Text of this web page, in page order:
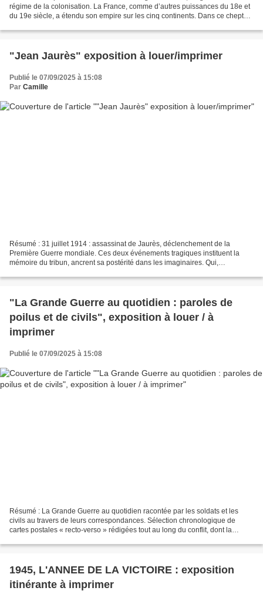
régime de la colonisation. La France, comme d’autres puissances du 18e et
du 19e siècle, a étendu son empire sur les cinq continents. Dans ce cheptel
"Jean Jaurès" exposition à louer/imprimer
Publié le 07/09/2025 à 15:08
Par Camille
Résumé : 31 juillet 1914 : assassinat de Jaurès, déclenchement de la
Première Guerre mondiale. Ces deux événements tragiques instituent la
mémoire du tribun, ancrent sa postérité dans les imaginaires. Qui,
"La Grande Guerre au quotidien : paroles de
poilus et de civils", exposition à louer / à
imprimer
Publié le 07/09/2025 à 15:08
Résumé : La Grande Guerre au quotidien racontée par les soldats et les
civils au travers de leurs correspondances. Sélection chronologique de
cartes postales « recto-verso » rédigées tout au long du conflit, dont la
1945, L'ANNEE DE LA VICTOIRE : exposition
itinérante à imprimer